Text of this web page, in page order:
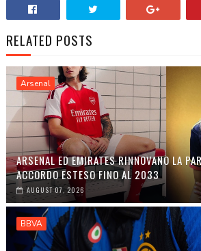
RELATED POSTS
Arsenal
ARSENAL ED EMIRATES RINNOVANO LA
ACCORDO ESTESO FINO AL 2033
AUGUST 07, 2026
BBVA